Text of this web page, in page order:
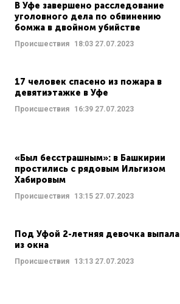
В Уфе завершено расследование
уголовного дела по обвинению
бомжа в двойном убийстве
Происшествия 18:03 27.07.2023
17 человек спасено из пожара в
девятиэтажке в Уфе
Происшествия 16:39 27.07.2023
«Был бесстрашным»: в Башкирии
простились с рядовым Ильгизом
Хабировым
Происшествия 13:15 27.07.2023
Под Уфой 2-летняя девочка выпала
из окна
Происшествия 13:13 27.07.2023